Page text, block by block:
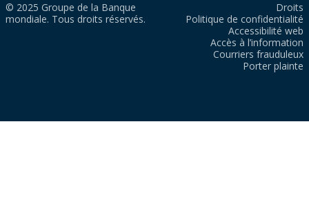
© 2025 Groupe de la Banque
mondiale. Tous droits réservés.
Droits
Politique de confidentialité
Accessibilité web
Accès à l’information
Courriers frauduleux
Porter plainte